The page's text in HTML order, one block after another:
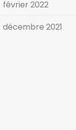
février 2022
décembre 2021